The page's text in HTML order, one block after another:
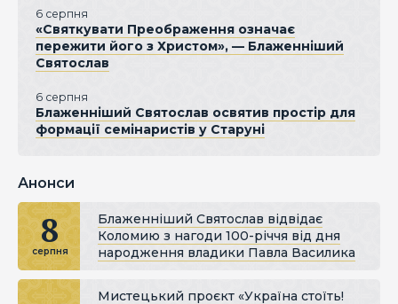
6 серпня
«Святкувати Преображення означає
пережити його з Христом», — Блаженніший
Святослав
6 серпня
Блаженніший Святослав освятив простір для
формації семінаристів у Старуні
Анонси
8
серпня
Блаженніший Святослав відвідає
Коломию з нагоди 100-річчя від дня
народження владики Павла Василика
Мистецький проєкт «Україна стоїть!